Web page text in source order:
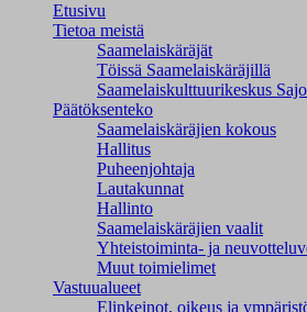
Etusivu
Tietoa meistä
Saamelaiskäräjät
Töissä Saamelaiskäräjillä
Saamelaiskulttuuri­keskus
Päätöksenteko
Saamelaiskäräjien kokous
Hallitus
Puheenjohtaja
Lautakunnat
Hallinto
Saamelaiskäräjien vaalit
Yhteistoiminta- ja
Muut toimielimet
Vastuualueet
Elinkeinot, oikeus ja